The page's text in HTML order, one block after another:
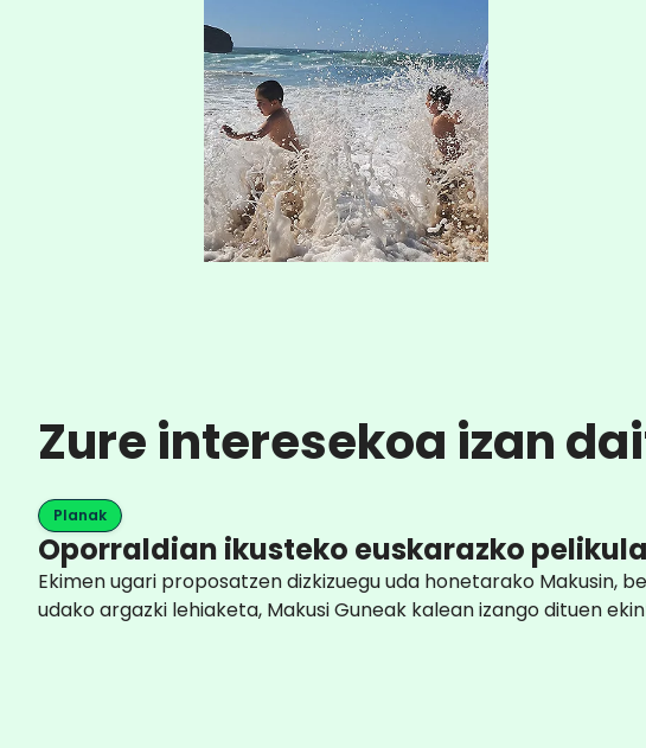
Zure interesekoa izan
Planak
Oporraldian ikusteko euskarazko
Ekimen ugari proposatzen dizkizuegu uda honetarako Makusin,
udako argazki lehiaketa, Makusi Guneak kalean izango dituen